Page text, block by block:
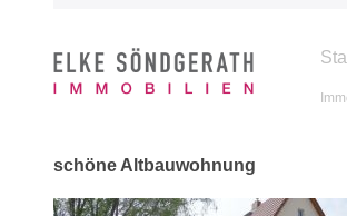
schöne Altbauwohnung